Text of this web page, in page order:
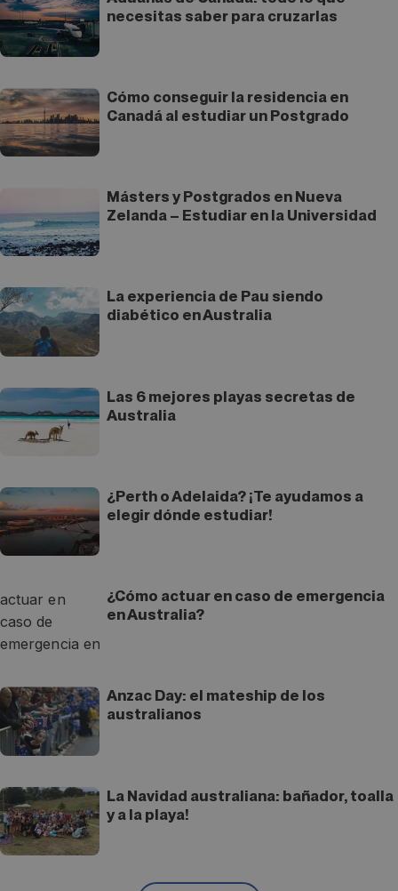
necesitas saber para cruzarlas
Cómo conseguir la residencia en
Canadá al estudiar un Postgrado
Másters y Postgrados en Nueva
Zelanda – Estudiar en la Universidad
La experiencia de Pau siendo
diabético en Australia
Las 6 mejores playas secretas de
Australia
¿Perth o Adelaida? ¡Te ayudamos a
elegir dónde estudiar!
¿Cómo actuar en caso de emergencia
en Australia?
Anzac Day: el mateship de los
australianos
La Navidad australiana: bañador, toalla
y a la playa!